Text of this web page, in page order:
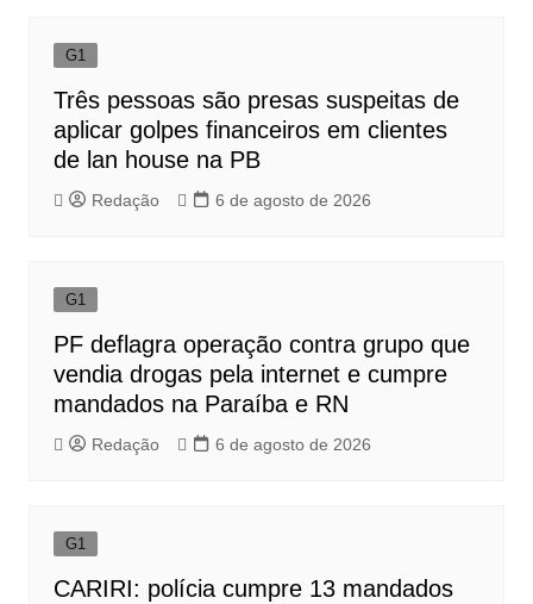
G1
Três pessoas são presas suspeitas de
aplicar golpes financeiros em clientes
de lan house na PB
Redação 6 de agosto de 2026
G1
PF deflagra operação contra grupo que
vendia drogas pela internet e cumpre
mandados na Paraíba e RN
Redação 6 de agosto de 2026
G1
CARIRI: polícia cumpre 13 mandados